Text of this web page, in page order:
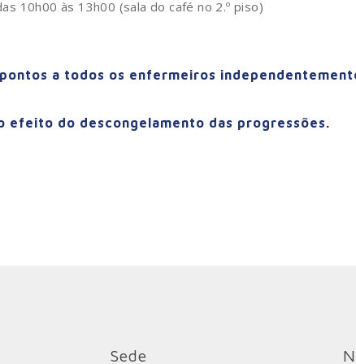
10h00 às 13h00 (sala do café no 2.º piso)
a todos os enfermeiros
do descongelamento das progressões.
Sede